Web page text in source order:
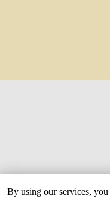
By using our services,